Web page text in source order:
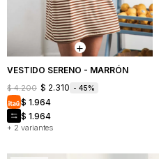
VESTIDO SERENO - MARRÓN
+ 2 variantes
$ 4.200 $ 2.310 45
$ 1.964
$ 1.964